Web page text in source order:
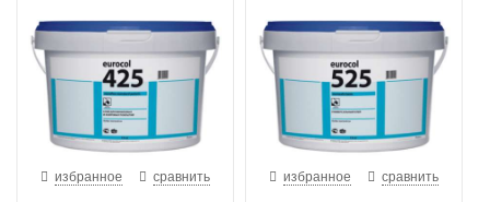
избранное сравнить избранное сравнить